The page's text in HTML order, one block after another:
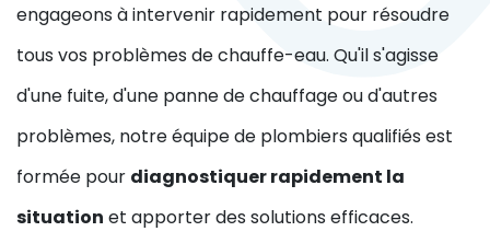
engageons à intervenir rapidement pour résoudre
tous vos problèmes de chauffe-eau. Qu'il s'agisse
d'une fuite, d'une panne de chauffage ou d'autres
problèmes, notre équipe de plombiers qualifiés est
formée pour diagnostiquer rapidement la
situation et apporter des solutions efficaces.